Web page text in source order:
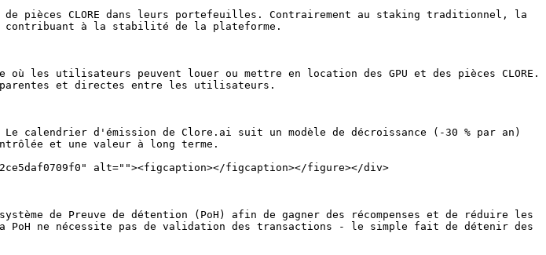
pièces CLORE dans leurs portefeuilles. Contrairement au staking traditionnel, la
contribuant à la stabilité de la plateforme.
les utilisateurs peuvent louer ou mettre en location des GPU et des pièces CLORE.
et directes entre les utilisateurs.
calendrier d'émission de Clore.ai suit un modèle de décroissance (-30 % par an)
et une valeur à long terme.
alt=""><figcaption></figcaption></figure></div>
de Preuve de détention (PoH) afin de gagner des récompenses et de réduire les
ne nécessite pas de validation des transactions - le simple fait de détenir des